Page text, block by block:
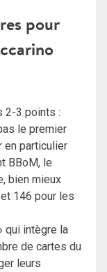
pour
2-3 points :
le premier
en particulier
BBoM, le
bien mieux
146 pour les
qui intègre la
de cartes du
leurs